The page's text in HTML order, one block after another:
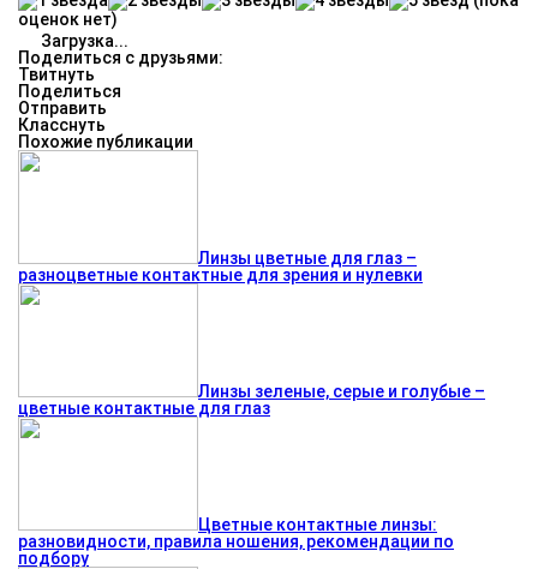
оценок нет)
Загрузка...
Поделиться с друзьями:
Твитнуть
Поделиться
Отправить
Класснуть
Похожие публикации
Линзы цветные для глаз –
разноцветные контактные для зрения и нулевки
Линзы зеленые, серые и голубые –
цветные контактные для глаз
Цветные контактные линзы:
разновидности, правила ношения, рекомендации по
подбору